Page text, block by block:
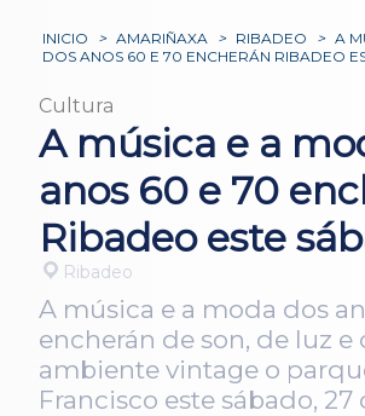
INICIO > AMARIÑAXA > RIBADEO > A
DOS ANOS 60 E 70 ENCHERÁN RIBADEO
Cultura
A música e a
anos 60 e 70
Ribadeo este
Ribadeo
A música e a moda dos
encherán de son, de luz e
ambiente vintage o
Francisco este sábado, 27